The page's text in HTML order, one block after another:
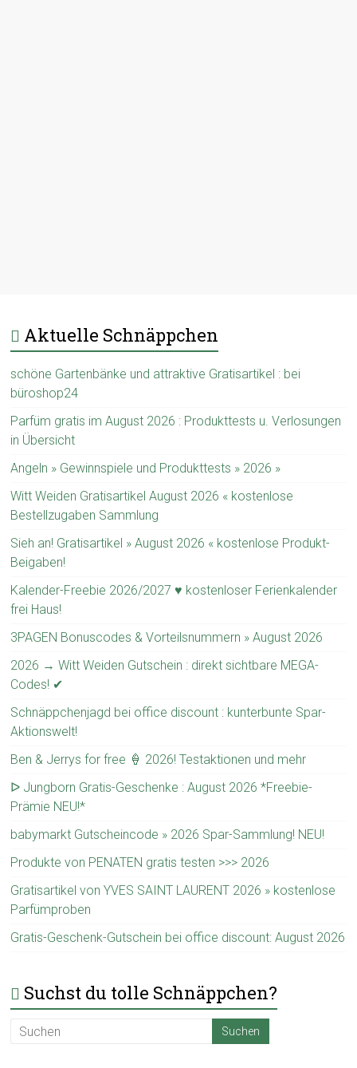
Aktuelle Schnäppchen
schöne Gartenbänke und attraktive Gratisartikel : bei
büroshop24
Parfüm gratis im August 2026 : Produkttests u. Verlosungen
in Übersicht
Angeln » Gewinnspiele und Produkttests » 2026 »
Witt Weiden Gratisartikel August 2026 « kostenlose
Bestellzugaben Sammlung
Sieh an! Gratisartikel » August 2026 « kostenlose Produkt-
Beigaben!
Kalender-Freebie 2026/2027 ♥ kostenloser Ferienkalender
frei Haus!
3PAGEN Bonuscodes & Vorteilsnummern » August 2026
2026 → Witt Weiden Gutschein : direkt sichtbare MEGA-
Codes! ✔
Schnäppchenjagd bei office discount : kunterbunte Spar-
Aktionswelt!
Ben & Jerrys for free 🍦 2026! Testaktionen und mehr
ᐅ Jungborn Gratis-Geschenke : August 2026 *Freebie-
Prämie NEU!*
babymarkt Gutscheincode » 2026 Spar-Sammlung! NEU!
Produkte von PENATEN gratis testen >>> 2026
Gratisartikel von YVES SAINT LAURENT 2026 » kostenlose
Parfümproben
Gratis-Geschenk-Gutschein bei office discount: August 2026
Suchst du tolle Schnäppchen?